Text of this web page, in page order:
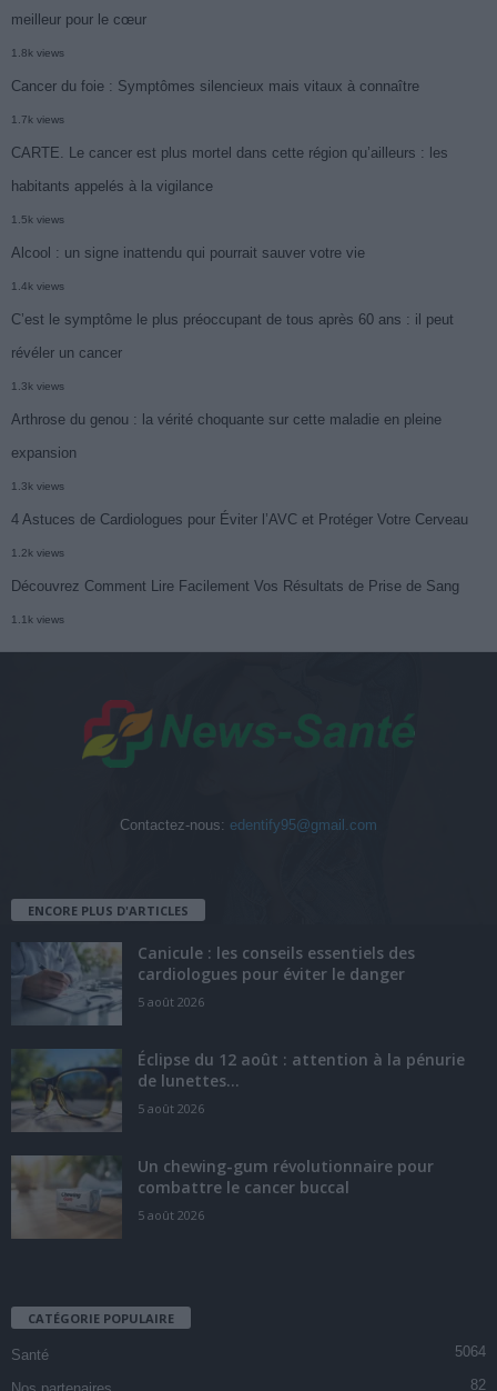
meilleur pour le cœur
1.8k views
Cancer du foie : Symptômes silencieux mais vitaux à connaître
1.7k views
CARTE. Le cancer est plus mortel dans cette région qu’ailleurs : les
habitants appelés à la vigilance
1.5k views
Alcool : un signe inattendu qui pourrait sauver votre vie
1.4k views
C’est le symptôme le plus préoccupant de tous après 60 ans : il peut
révéler un cancer
1.3k views
Arthrose du genou : la vérité choquante sur cette maladie en pleine
expansion
1.3k views
4 Astuces de Cardiologues pour Éviter l’AVC et Protéger Votre Cerveau
1.2k views
Découvrez Comment Lire Facilement Vos Résultats de Prise de Sang
1.1k views
Contactez-nous: edentify95@gmail.com
ENCORE PLUS D'ARTICLES
Canicule : les conseils essentiels des
cardiologues pour éviter le danger
5 août 2026
Éclipse du 12 août : attention à la pénurie
de lunettes...
5 août 2026
Un chewing-gum révolutionnaire pour
combattre le cancer buccal
5 août 2026
CATÉGORIE POPULAIRE
Santé 5064
82